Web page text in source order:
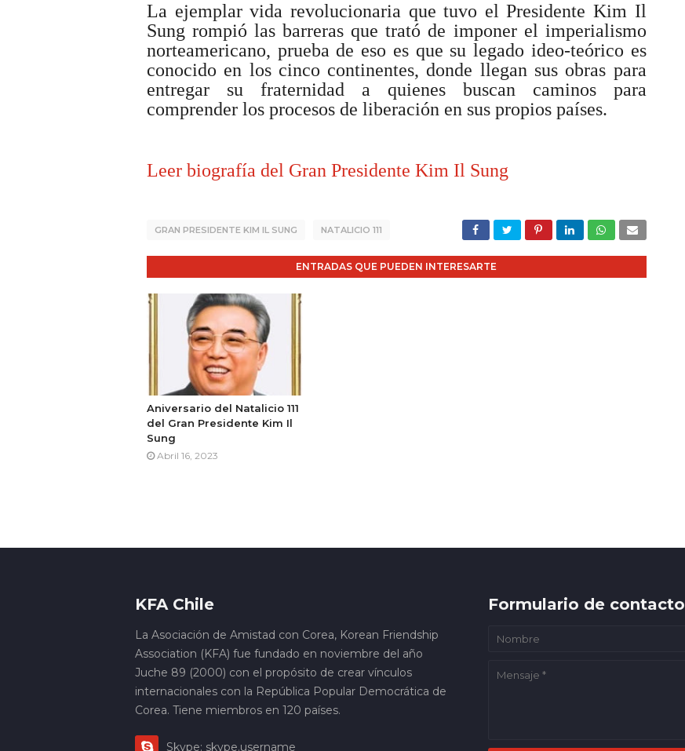
La ejemplar vida revolucionaria que tuvo el Presidente Kim Il
Sung rompió las barreras que trató de imponer el imperialismo
norteamericano, prueba de eso es que su legado ideo-teórico es
conocido en los cinco continentes, donde llegan sus obras para
entregar su fraternidad a quienes buscan caminos para
comprender los procesos de liberación en sus propios países.
Leer biografía del Gran Presidente Kim Il Sung
GRAN PRESIDENTE KIM IL SUNG NATALICIO 111
ENTRADAS QUE PUEDEN INTERESARTE
Aniversario del Natalicio 111
del Gran Presidente Kim Il
Sung
Abril 16, 2023
KFA Chile
La Asociación de Amistad con Corea, Korean Friendship
Association (KFA) fue fundado en noviembre del año
Juche 89 (2000) con el propósito de crear vínculos
internacionales con la República Popular Democrática de
Corea. Tiene miembros en 120 países.
Skype: skype.username
Formulario de contacto